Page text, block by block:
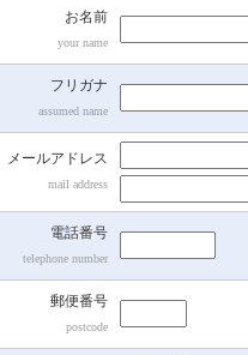
お名前
your name
フリガナ
assumed name
メールアドレス
mail address
電話番号
telephone number
郵便番号
postcode